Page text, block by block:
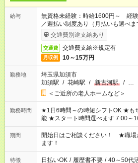
給与
無資格未経験：時給1600円～ 経
／週払い制度あり（月払いも選べ
了次第のお支払いとなります。
交通費別途支給あり
交通費 交通費支給※規定有
月収例 10～15万円
勤務地
埼玉県加須市
加須駅 / 花崎駅 / 新古河駅 / …
＜ご近所の老人ホームなど＞
勤務時間
★1日6時間～の時短シフトOK ★もちろんフルタイムシフトも可
能 ★スタート時間選べます 7:00～
20:00 など 残業なし！ ※Wワークの場合、他のお仕事と合わせ
週40時間超の就業はご案内できま
間以上勤務は社会保険への加入対
（日雇い派遣の原則禁止）により
案内が難しい場合があります
期間
開始日はご相談ください！ ★職場
ます！
特徴 日払いOK / 履歴書不要 / 40～50代